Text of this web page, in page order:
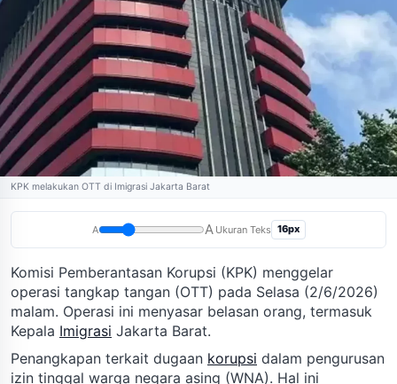
KPK melakukan OTT di Imigrasi Jakarta Barat
A A Ukuran Teks 16px
Komisi Pemberantasan Korupsi (KPK) menggelar
operasi tangkap tangan (OTT) pada Selasa (2/6/2026)
malam. Operasi ini menyasar belasan orang, termasuk
Kepala Imigrasi Jakarta Barat.
Penangkapan terkait dugaan korupsi dalam pengurusan
izin tinggal warga negara asing (WNA). Hal ini